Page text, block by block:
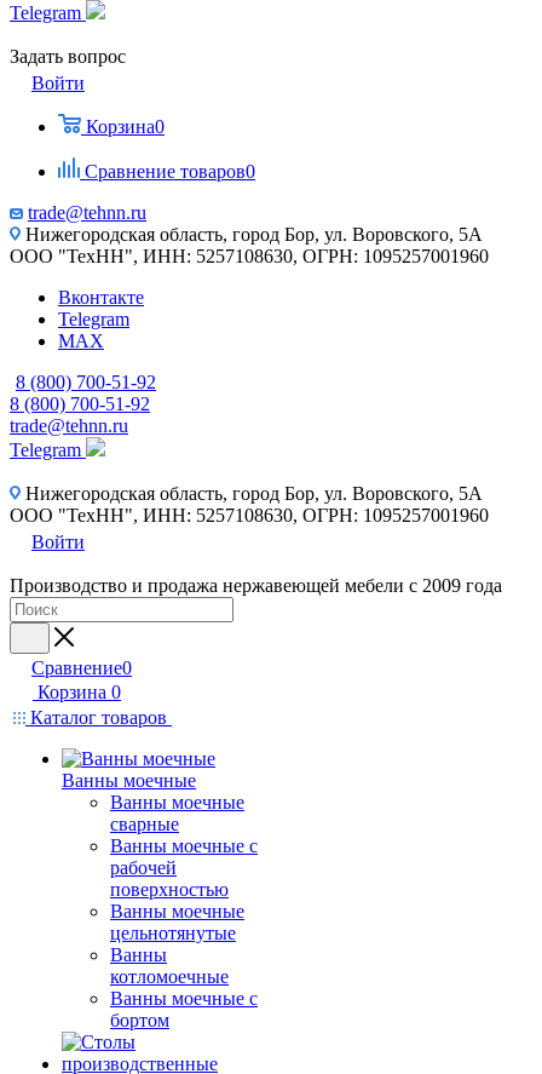
Telegram
Задать вопрос
Войти
Корзина0
Сравнение товаров0
trade@tehnn.ru
Нижегородская область, город Бор, ул. Воровского, 5А
ООО "ТехНН", ИНН: 5257108630, ОГРН: 1095257001960
Вконтакте
Telegram
MAX
8 (800) 700-51-92
8 (800) 700-51-92
trade@tehnn.ru
Telegram
Нижегородская область, город Бор, ул. Воровского, 5А
ООО "ТехНН", ИНН: 5257108630, ОГРН: 1095257001960
Войти
Производство и продажа нержавеющей мебели с 2009 года
Сравнение0
Корзина 0
Каталог товаров
Ванны моечные
Ванны моечные
сварные
Ванны моечные с
рабочей
поверхностью
Ванны моечные
цельнотянутые
Ванны
котломоечные
Ванны моечные с
бортом